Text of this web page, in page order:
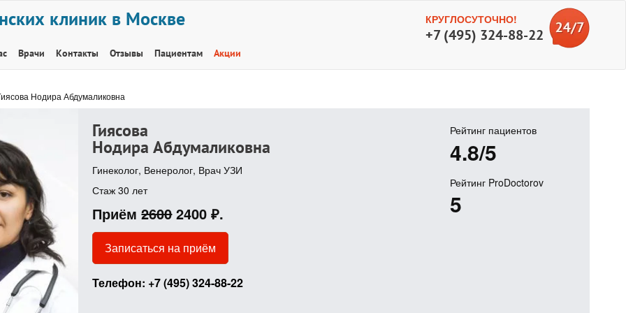
КРУГЛОСУТОЧНО!
+7 (495) 324-88-22
клиник в Москве
Врачи Контакты Отзывы Пациентам Акции
Нодира Абдумаликовна
Гиясова
НодираАбдумаликовна
Гинеколог, Венеролог, Врач УЗИ
Стаж 30 лет
Приём26002400 ₽.
Записаться на приём
Телефон: +7 (495) 324-88-22
Рейтинг пациентов
4.8/5
Рейтинг ProDoctorov
5